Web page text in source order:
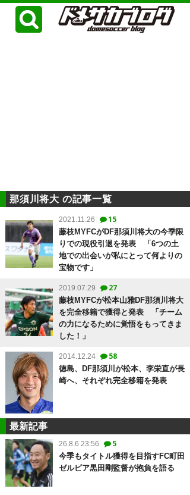
那須川将大 の記事一覧
2021.11.26 15
藤枝MYFCがDF那須川将大の今季限
りでの現役引退を発表 「6つの土
地での出会いが私にとって何よりの
宝物です」
2019.07.29 27
藤枝MYFCが松本山雅DF那須川将大
を完全移籍で獲得と発表 「チーム
の力になるために覚悟をもってきま
した！」
2014.12.24 58
徳島、DF那須川が松本、李栄直が長
崎へ、それぞれ完全移籍を発表
最新記事
26.8.6 23:56 5
今季もタイトル獲得を目指すFC町田
ゼルビア黒田剛監督が抱負を語る